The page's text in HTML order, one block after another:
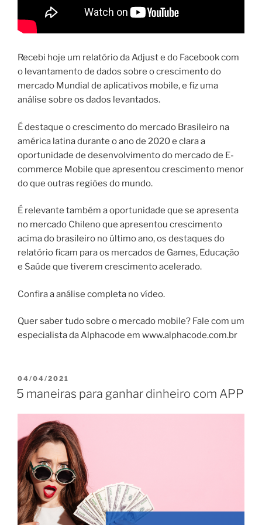
Recebi hoje um relatório da Adjust e do Facebook com
o levantamento de dados sobre o crescimento do
mercado Mundial de aplicativos mobile, e fiz uma
análise sobre os dados levantados.
É destaque o crescimento do mercado Brasileiro na
américa latina durante o ano de 2020 e clara a
oportunidade de desenvolvimento do mercado de E-
commerce Mobile que apresentou crescimento menor
do que outras regiões do mundo.
É relevante também a oportunidade que se apresenta
no mercado Chileno que apresentou crescimento
acima do brasileiro no último ano, os destaques do
relatório ficam para os mercados de Games, Educação
e Saúde que tiverem crescimento acelerado.
Confira a análise completa no vídeo.
Quer saber tudo sobre o mercado mobile? Fale com um
especialista da Alphacode em www.alphacode.com.br
PUBLICADO
EM
04/04/2021
5 maneiras para ganhar dinheiro com APP